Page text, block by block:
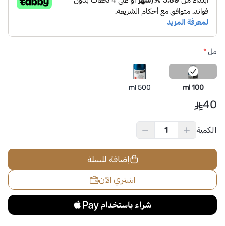
مل*
100 ml
500 ml
40
الكمية
إضافة للسلة
اشتري الآن